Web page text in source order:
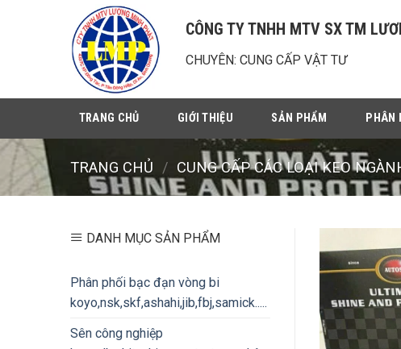
CÔNG TY TNHH MTV SX TM
CHUYÊN: CUNG CẤP VẬT TƯ
TRANG CHỦ GIỚI THIỆU SẢN PHẨM PHÂN
TRANG CHỦ / CUNG CẤP CÁC LOẠI KEO
DANH MỤC SẢN PHẨM
Phân phối bạc đạn vòng bi
koyo,nsk,skf,ashahi,jib,fbj,samick.....
Sên công nghiệp